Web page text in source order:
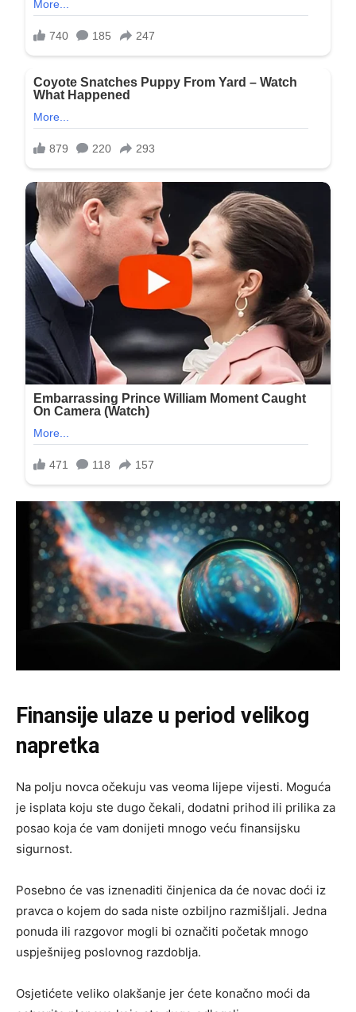
Finansije ulaze u period velikog
napretka
Na polju novca očekuju vas veoma lijepe vijesti. Moguća
je isplata koju ste dugo čekali, dodatni prihod ili prilika za
posao koja će vam donijeti mnogo veću finansijsku
sigurnost.
Posebno će vas iznenaditi činjenica da će novac doći iz
pravca o kojem do sada niste ozbiljno razmišljali. Jedna
ponuda ili razgovor mogli bi označiti početak mnogo
uspješnijeg poslovnog razdoblja.
Osjetićete veliko olakšanje jer ćete konačno moći da